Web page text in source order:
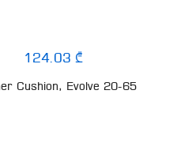
124.03 ₾
Cushion, Evolve 20-65